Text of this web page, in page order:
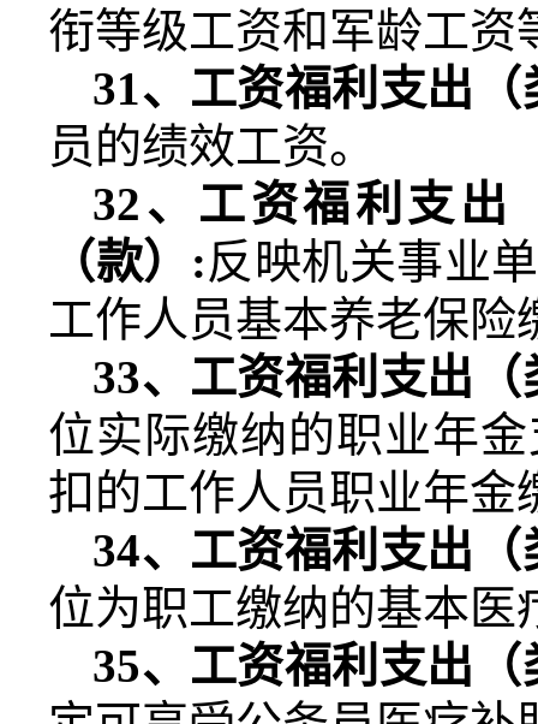
衔等级工资和军龄工资
31、工资福利支出
员的绩效工资。
32、工资福利支出
（款） :反映机关事业
工作人员基本养老保
33、工资福利支出
位实际缴纳的职业年
扣的工作人员职业年金
34、工资福利支出
位为职工缴纳的基本医
35、工资福利支出